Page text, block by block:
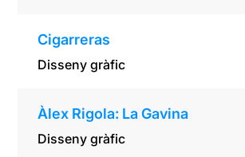
Cigarreras
Disseny gràfic
Àlex Rigola: La Gavina
Disseny gràfic